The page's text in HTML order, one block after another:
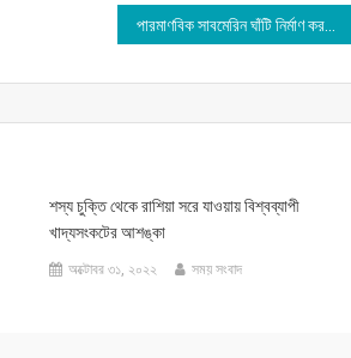
শস্য চুক্তি থেকে রাশিয়া সরে যাওয়ায় বিশ্বব্যাপী
খাদ্যসংকটের আশঙ্কা
অক্টোবর ৩১, ২০২২ সময় সংবাদ